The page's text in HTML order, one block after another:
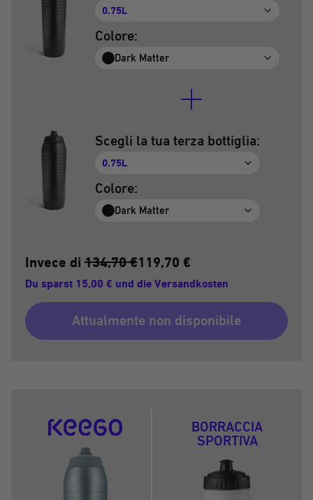
0.75L
Colore:
Dark Matter
Scegli la tua terza bottiglia:
0.75L
Colore:
Dark Matter
Invece di 134,70 €119,70 €
Du sparst 15,00 € und die Versandkosten
Attualmente non disponibile
BORRACCIA
SPORTIVA